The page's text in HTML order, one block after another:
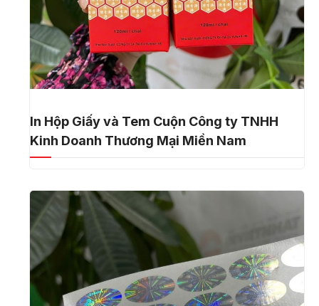
In Hộp Giấy và Tem Cuộn Công ty TNHH
Kinh Doanh Thương Mại Miền Nam